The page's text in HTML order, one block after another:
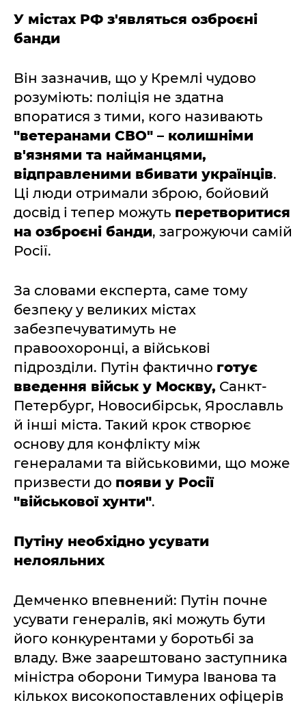
У містах РФ з'являться озброєні
банди
Він зазначив, що у Кремлі чудово
розуміють: поліція не здатна
впоратися з тими, кого називають
"ветеранами СВО" – колишніми
в'язнями та найманцями,
відправленими вбивати українців.
Ці люди отримали зброю, бойовий
досвід і тепер можуть перетворитися
на озброєні банди, загрожуючи самій
Росії.
За словами експерта, саме тому
безпеку у великих містах
забезпечуватимуть не
правоохоронці, а військові
підрозділи. Путін фактично готує
введення військ у Москву, Санкт-
Петербург, Новосибірськ, Ярославль
й інші міста. Такий крок створює
основу для конфлікту між
генералами та військовими, що може
призвести до появи у Росії
"військової хунти".
Путіну необхідно усувати
нелояльних
Демченко впевнений: Путін почне
усувати генералів, які можуть бути
його конкурентами у боротьбі за
владу. Вже заарештовано заступника
міністра оборони Тимура Іванова та
кількох високопоставлених офіцерів